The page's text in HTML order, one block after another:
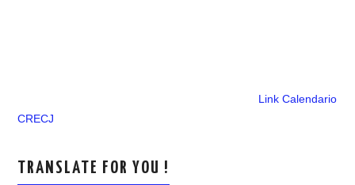
Link Calendario
CRECJ
TRANSLATE FOR YOU !